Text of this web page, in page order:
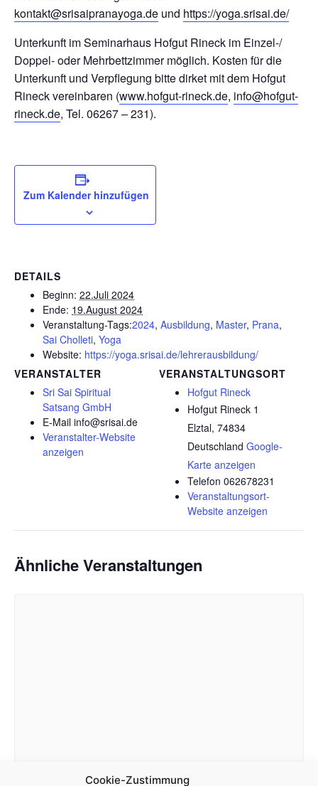
Cookie-Zustimmung
kontakt@srisaipranayoga.de und https://yoga.srisai.de/
Unterkunft im Seminarhaus Hofgut Rineck im Einzel-/
Doppel- oder Mehrbettzimmer möglich. Kosten für die
Unterkunft und Verpflegung bitte dirket mit dem Hofgut
Rineck vereinbaren (www.hofgut-rineck.de, info@hofgut-
rineck.de, Tel. 06267 – 231).
Zum Kalender hinzufügen
DETAILS
Beginn: 22.Juli 2024
Ende: 19.August 2024
Veranstaltung-Tags:2024, Ausbildung, Master, Prana,
Sai Cholleti, Yoga
Website: https://yoga.srisai.de/lehrerausbildung/
VERANSTALTUNGSORT
Hofgut Rineck
Hofgut Rineck 1
Elztal, 74834
Deutschland Google-
Karte anzeigen
Telefon 062678231
Veranstaltungsort-
Website anzeigen
VERANSTALTER
Sri Sai Spiritual
Satsang GmbH
E-Mail info@srisai.de
Veranstalter-Website
anzeigen
Ähnliche Veranstaltungen